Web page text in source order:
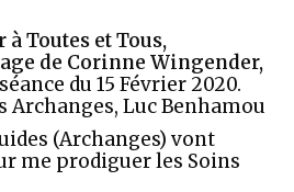
à Toutes et Tous,
de Corinne Wingender,
du 15 Février 2020.
Archanges, Luc Benhamou
(Archanges) vont
me prodiguer les Soins